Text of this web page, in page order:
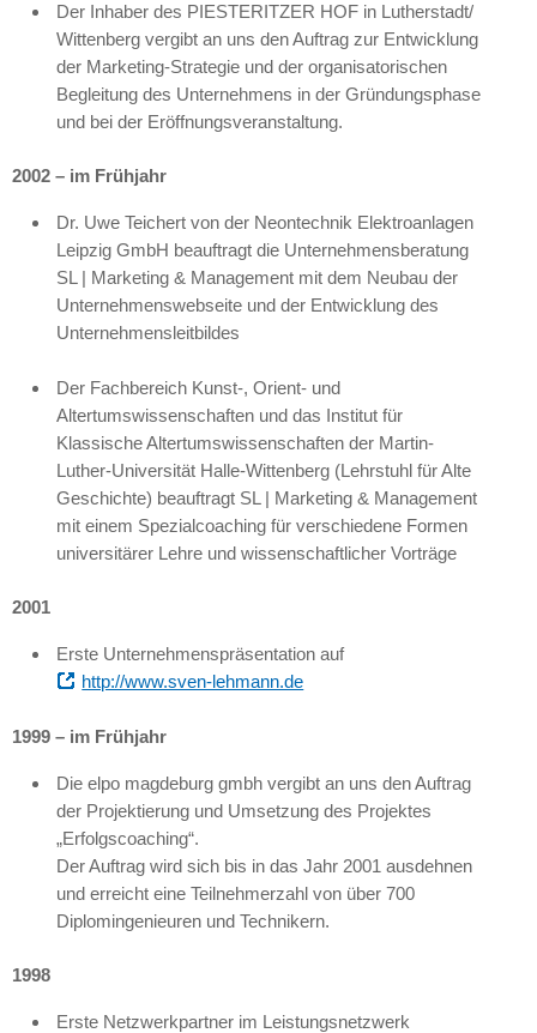
Der Inhaber des PIESTERITZER HOF in Lutherstadt/
Wittenberg vergibt an uns den Auftrag zur Entwicklung
der Marketing-Strategie und der organisatorischen
Begleitung des Unternehmens in der Gründungsphase
und bei der Eröffnungsveranstaltung.
2002 – im Frühjahr
Dr. Uwe Teichert von der Neontechnik Elektroanlagen
Leipzig GmbH beauftragt die Unternehmensberatung
SL | Marketing & Management mit dem Neubau der
Unternehmenswebseite und der Entwicklung des
Unternehmensleitbildes
Der Fachbereich Kunst-, Orient- und
Altertumswissenschaften und das Institut für
Klassische Altertumswissenschaften der Martin-
Luther-Universität Halle-Wittenberg (Lehrstuhl für Alte
Geschichte) beauftragt SL | Marketing & Management
mit einem Spezialcoaching für verschiedene Formen
universitärer Lehre und wissenschaftlicher Vorträge
2001
Erste Unternehmenspräsentation auf
http://www.sven-lehmann.de
1999 – im Frühjahr
Die elpo magdeburg gmbh vergibt an uns den Auftrag
der Projektierung und Umsetzung des Projektes
„Erfolgscoaching“.
Der Auftrag wird sich bis in das Jahr 2001 ausdehnen
und erreicht eine Teilnehmerzahl von über 700
Diplomingenieuren und Technikern.
1998
Erste Netzwerkpartner im Leistungsnetzwerk